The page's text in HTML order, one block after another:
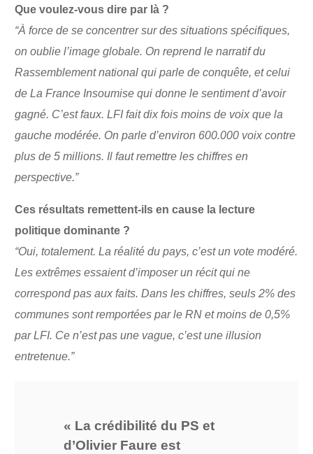
Que voulez-vous dire par là ?
“À force de se concentrer sur des situations spécifiques,
on oublie l’image globale. On reprend le narratif du
Rassemblement national qui parle de conquête, et celui
de La France Insoumise qui donne le sentiment d’avoir
gagné. C’est faux. LFI fait dix fois moins de voix que la
gauche modérée. On parle d’environ 600.000 voix contre
plus de 5 millions. Il faut remettre les chiffres en
perspective.”
Ces résultats remettent-ils en cause la lecture
politique dominante ?
“Oui, totalement. La réalité du pays, c’est un vote modéré.
Les extrêmes essaient d’imposer un récit qui ne
correspond pas aux faits. Dans les chiffres, seuls 2% des
communes sont remportées par le RN et moins de 0,5%
par LFI. Ce n’est pas une vague, c’est une illusion
entretenue.”
« La crédibilité du PS et
d’Olivier Faure est